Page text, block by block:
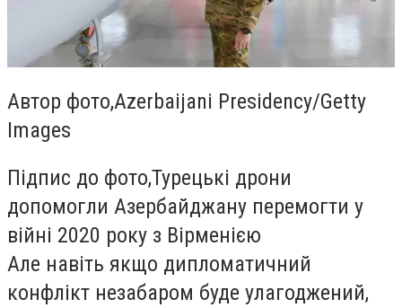
Автор фото,Azerbaijani Presidency/Getty
Images
Підпис до фото,Турецькі дрони
допомогли Азербайджану перемогти у
війні 2020 року з Вірменією
Але навіть якщо дипломатичний
конфлікт незабаром буде улагоджений,